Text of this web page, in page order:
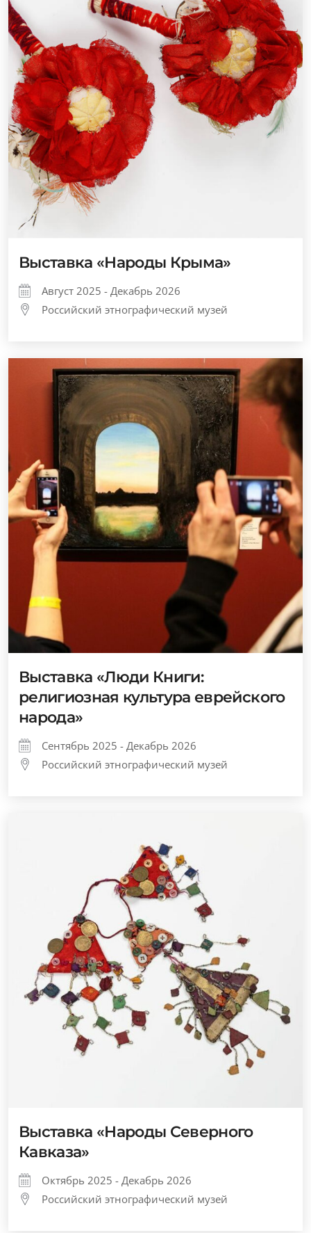
Выставка «Народы Крыма»
Август 2025 - Декабрь 2026
Российский этнографический музей
Выставка «Люди Книги:
религиозная культура еврейского
народа»
Сентябрь 2025 - Декабрь 2026
Российский этнографический музей
Выставка «Народы Северного
Кавказа»
Октябрь 2025 - Декабрь 2026
Российский этнографический музей